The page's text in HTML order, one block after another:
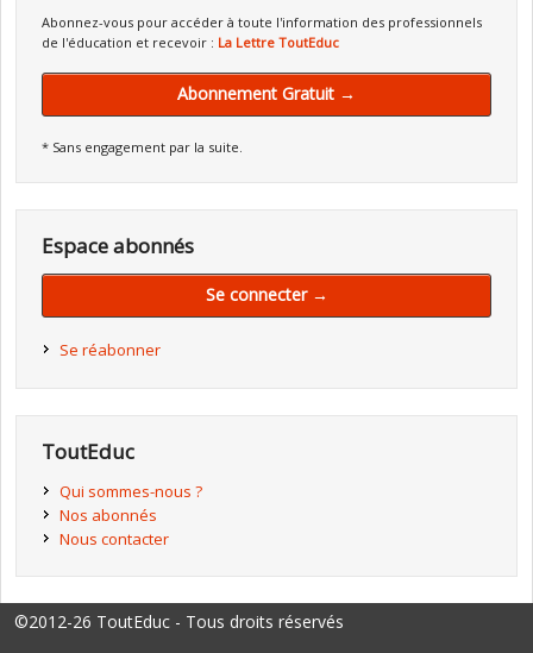
Abonnez-vous pour accéder à toute l'information des professionnels
de l'éducation et recevoir : La Lettre ToutEduc
Abonnement Gratuit →
* Sans engagement par la suite.
Espace abonnés
Se connecter →
Se réabonner
ToutEduc
Qui sommes-nous ?
Nos abonnés
Nous contacter
©2012-26 ToutEduc - Tous droits réservés